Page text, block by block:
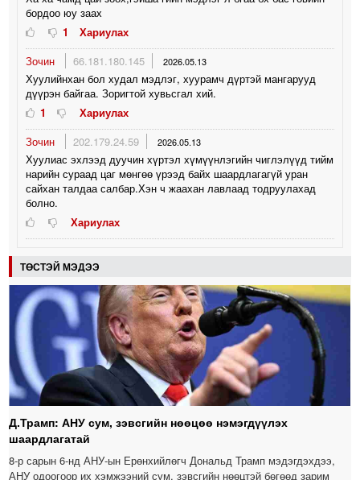
бордоо юу заах
1
Хариулах
Зочин
66.181.180.145 2026.05.13
Хуулийнхан бол худал мэдлэг, хуурамч дүртэй мангарууд
дүүрэн байгаа. Зоригтой хувьсгал хий.
1
Хариулах
Зочин
202.179.24.59 2026.05.13
Хуулиас эхлээд дуучин хүртэл хүмүүнлэгийн чиглэлүүд тийм
нарийн сураад цаг мөнгөө үрээд байх шаардлагагүй уран
сайхан талдаа салбар.Хэн ч жаахан лавлаад тодруулахад
болно.
Хариулах
ТӨСТЭЙ МЭДЭЭ
Д.Трамп: АНУ сум, зэвсгийн нөөцөө нэмэгдүүлэх
шаардлагатай
8-р сарын 6-нд АНУ-ын Ерөнхийлөгч Дональд Трамп мэдэгдэхдээ,
АНУ одоогоор их хэмжээний сум, зэвсгийн нөөцтэй бөгөөд зарим